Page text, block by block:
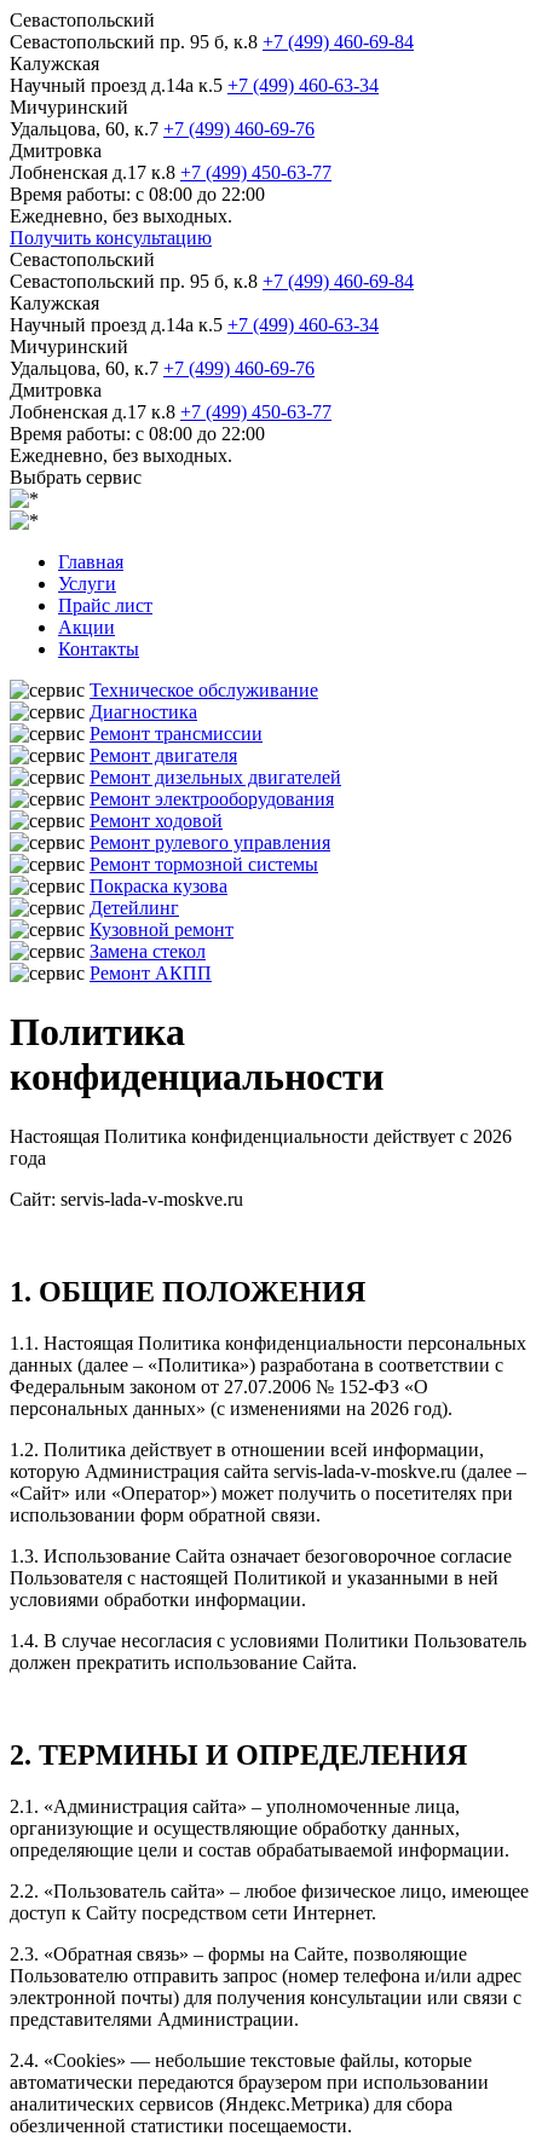
Севастопольский
Севастопольский пр. 95 б, к.8 +7 (499) 460-69-84
Калужская
Научный проезд д.14а к.5 +7 (499) 460-63-34
Мичуринский
Удальцова, 60, к.7 +7 (499) 460-69-76
Дмитровка
Лобненская д.17 к.8 +7 (499) 450-63-77
Время работы: с 08:00 до 22:00
Ежедневно, без выходных.
Получить консультацию
Севастопольский
Севастопольский пр. 95 б, к.8 +7 (499) 460-69-84
Калужская
Научный проезд д.14а к.5 +7 (499) 460-63-34
Мичуринский
Удальцова, 60, к.7 +7 (499) 460-69-76
Дмитровка
Лобненская д.17 к.8 +7 (499) 450-63-77
Время работы: с 08:00 до 22:00
Ежедневно, без выходных.
Выбрать сервис
Главная
Услуги
Прайс лист
Акции
Контакты
Техническое обслуживание
Диагностика
Ремонт трансмиссии
Ремонт двигателя
Ремонт дизельных двигателей
Ремонт электрооборудования
Ремонт ходовой
Ремонт рулевого управления
Ремонт тормозной системы
Покраска кузова
Детейлинг
Кузовной ремонт
Замена стекол
Ремонт АКПП
Политика
конфиденциальности
Настоящая Политика конфиденциальности действует с 2026
года
Сайт: servis-lada-v-moskve.ru
1. ОБЩИЕ ПОЛОЖЕНИЯ
1.1. Настоящая Политика конфиденциальности персональных
данных (далее – «Политика») разработана в соответствии с
Федеральным законом от 27.07.2006 № 152-ФЗ «О
персональных данных» (с изменениями на 2026 год).
1.2. Политика действует в отношении всей информации,
которую Администрация сайта servis-lada-v-moskve.ru (далее –
«Сайт» или «Оператор») может получить о посетителях при
использовании форм обратной связи.
1.3. Использование Сайта означает безоговорочное согласие
Пользователя с настоящей Политикой и указанными в ней
условиями обработки информации.
1.4. В случае несогласия с условиями Политики Пользователь
должен прекратить использование Сайта.
2. ТЕРМИНЫ И ОПРЕДЕЛЕНИЯ
2.1. «Администрация сайта» – уполномоченные лица,
организующие и осуществляющие обработку данных,
определяющие цели и состав обрабатываемой информации.
2.2. «Пользователь сайта» – любое физическое лицо, имеющее
доступ к Сайту посредством сети Интернет.
2.3. «Обратная связь» – формы на Сайте, позволяющие
Пользователю отправить запрос (номер телефона и/или адрес
электронной почты) для получения консультации или связи с
представителями Администрации.
2.4. «Cookies» — небольшие текстовые файлы, которые
автоматически передаются браузером при использовании
аналитических сервисов (Яндекс.Метрика) для сбора
обезличенной статистики посещаемости.